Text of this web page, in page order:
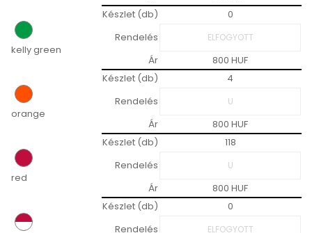
kelly green
Készlet (db)
0
Rendelés
Ár
800 HUF
orange
Készlet (db)
4
Rendelés
Ár
800 HUF
red
Készlet (db)
118
Rendelés
Ár
800 HUF
Készlet (db)
0
Rendelés